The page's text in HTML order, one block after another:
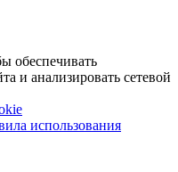
обеспечивать
и анализировать сетевой
использования